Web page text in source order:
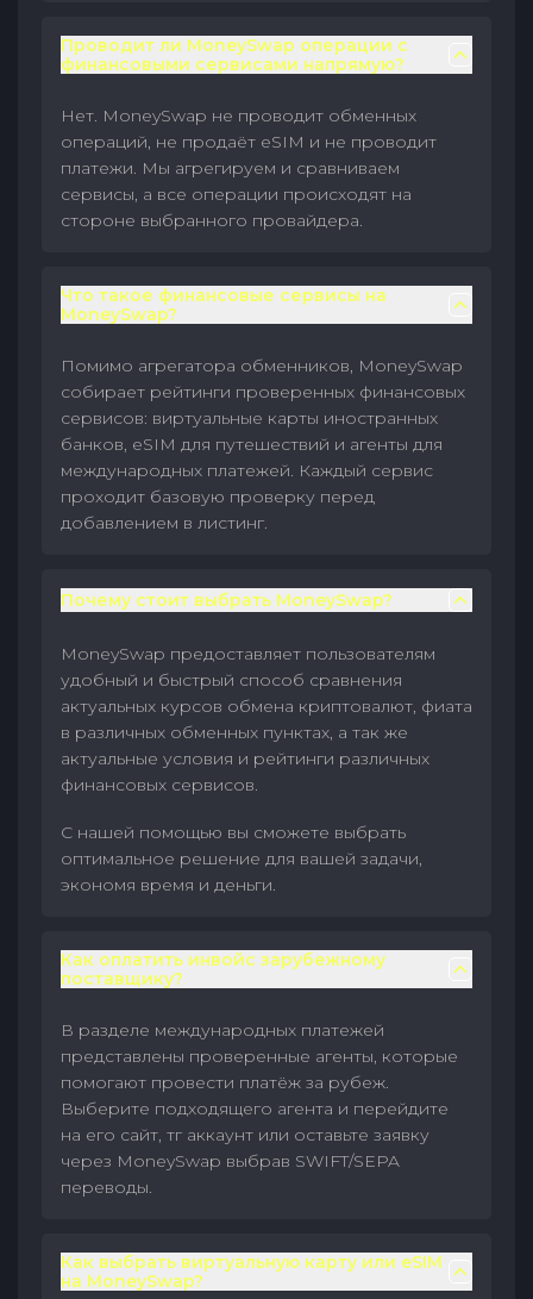
Проводит ли MoneySwap операции с
финансовыми сервисами напрямую?
Нет. MoneySwap не проводит обменных
операций, не продаёт eSIM и не проводит
платежи. Мы агрегируем и сравниваем
сервисы, а все операции происходят на
стороне выбранного провайдера.
Что такое финансовые сервисы на
MoneySwap?
Помимо агрегатора обменников, MoneySwap
собирает рейтинги проверенных финансовых
сервисов: виртуальные карты иностранных
банков, eSIM для путешествий и агенты для
международных платежей. Каждый сервис
проходит базовую проверку перед
добавлением в листинг.
Почему стоит выбрать MoneySwap?
MoneySwap предоставляет пользователям
удобный и быстрый способ сравнения
актуальных курсов обмена криптовалют, фиата
в различных обменных пунктах, а так же
актуальные условия и рейтинги различных
финансовых сервисов.
С нашей помощью вы сможете выбрать
оптимальное решение для вашей задачи,
экономя время и деньги.
Как оплатить инвойс зарубежному
поставщику?
В разделе международных платежей
представлены проверенные агенты, которые
помогают провести платёж за рубеж.
Выберите подходящего агента и перейдите
на его сайт, тг аккаунт или оставьте заявку
через MoneySwap выбрав SWIFT/SEPA
переводы.
Как выбрать виртуальную карту или eSIM
на MoneySwap?